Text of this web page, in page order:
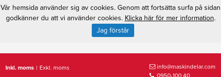
Inkl. moms | Exkl. moms
info@maskindelar.com
0950-100 40
Vår hemsida använder sig av cookies. Genom att fortsätta surfa på sidan
godkänner du att vi använder cookies. Klicka här för mer information.
Jag förstår